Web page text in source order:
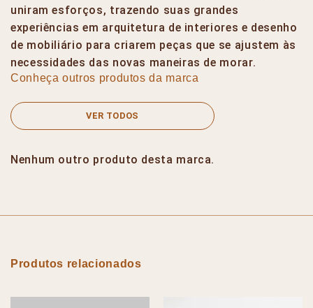
uniram esforços, trazendo suas grandes
experiências em arquitetura de interiores e desenho
de mobiliário para criarem peças que se ajustem às
necessidades das novas maneiras de morar.
Conheça outros produtos da marca
VER TODOS
Nenhum outro produto desta marca.
Produtos relacionados